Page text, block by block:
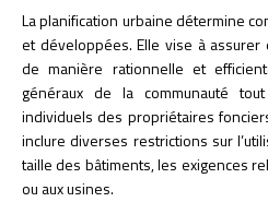
La planification urbaine détermine
et développées. Elle vise à
de manière rationnelle et
généraux de la communauté
individuels des propriétaires
inclure diverses restrictions sur
taille des bâtiments, les exigences
ou aux usines.